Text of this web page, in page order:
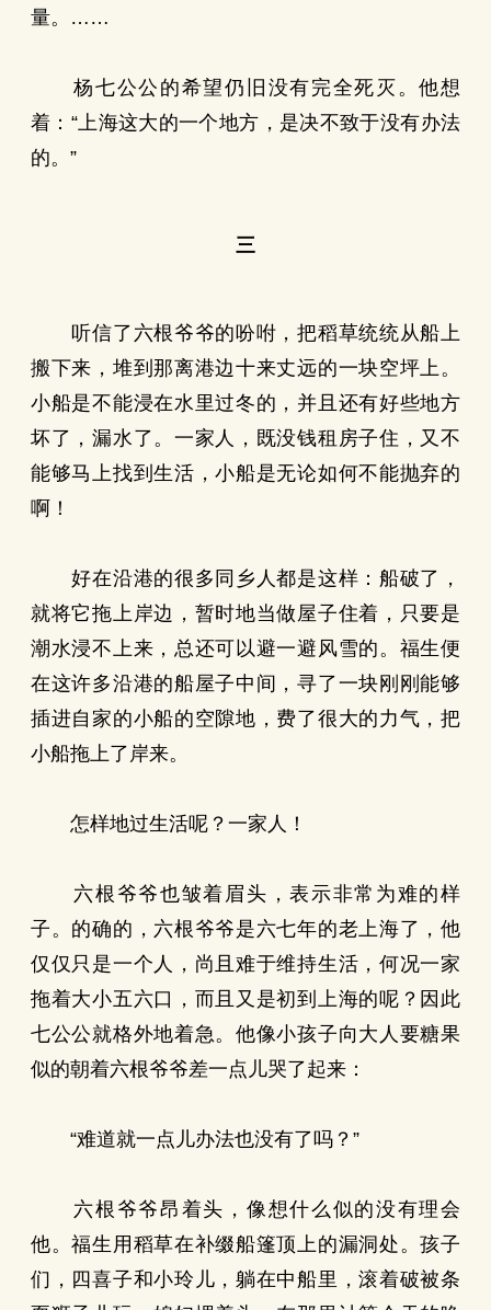
量。……
杨七公公的希望仍旧没有完全死灭。他想
着：“上海这大的一个地方，是决不致于没有办法
的。”
三
听信了六根爷爷的吩咐，把稻草统统从船上
搬下来，堆到那离港边十来丈远的一块空坪上。
小船是不能浸在水里过冬的，并且还有好些地方
坏了，漏水了。一家人，既没钱租房子住，又不
能够马上找到生活，小船是无论如何不能抛弃的
啊！
好在沿港的很多同乡人都是这样：船破了，
就将它拖上岸边，暂时地当做屋子住着，只要是
潮水浸不上来，总还可以避一避风雪的。福生便
在这许多沿港的船屋子中间，寻了一块刚刚能够
插进自家的小船的空隙地，费了很大的力气，把
小船拖上了岸来。
怎样地过生活呢？一家人！
六根爷爷也皱着眉头，表示非常为难的样
子。的确的，六根爷爷是六七年的老上海了，他
仅仅只是一个人，尚且难于维持生活，何况一家
拖着大小五六口，而且又是初到上海的呢？因此
七公公就格外地着急。他像小孩子向大人要糖果
似的朝着六根爷爷差一点儿哭了起来：
“难道就一点儿办法也没有了吗？”
六根爷爷昂着头，像想什么似的没有理会
他。福生用稻草在补缀船篷顶上的漏洞处。孩子
们，四喜子和小玲儿，躺在中船里，滚着破被条